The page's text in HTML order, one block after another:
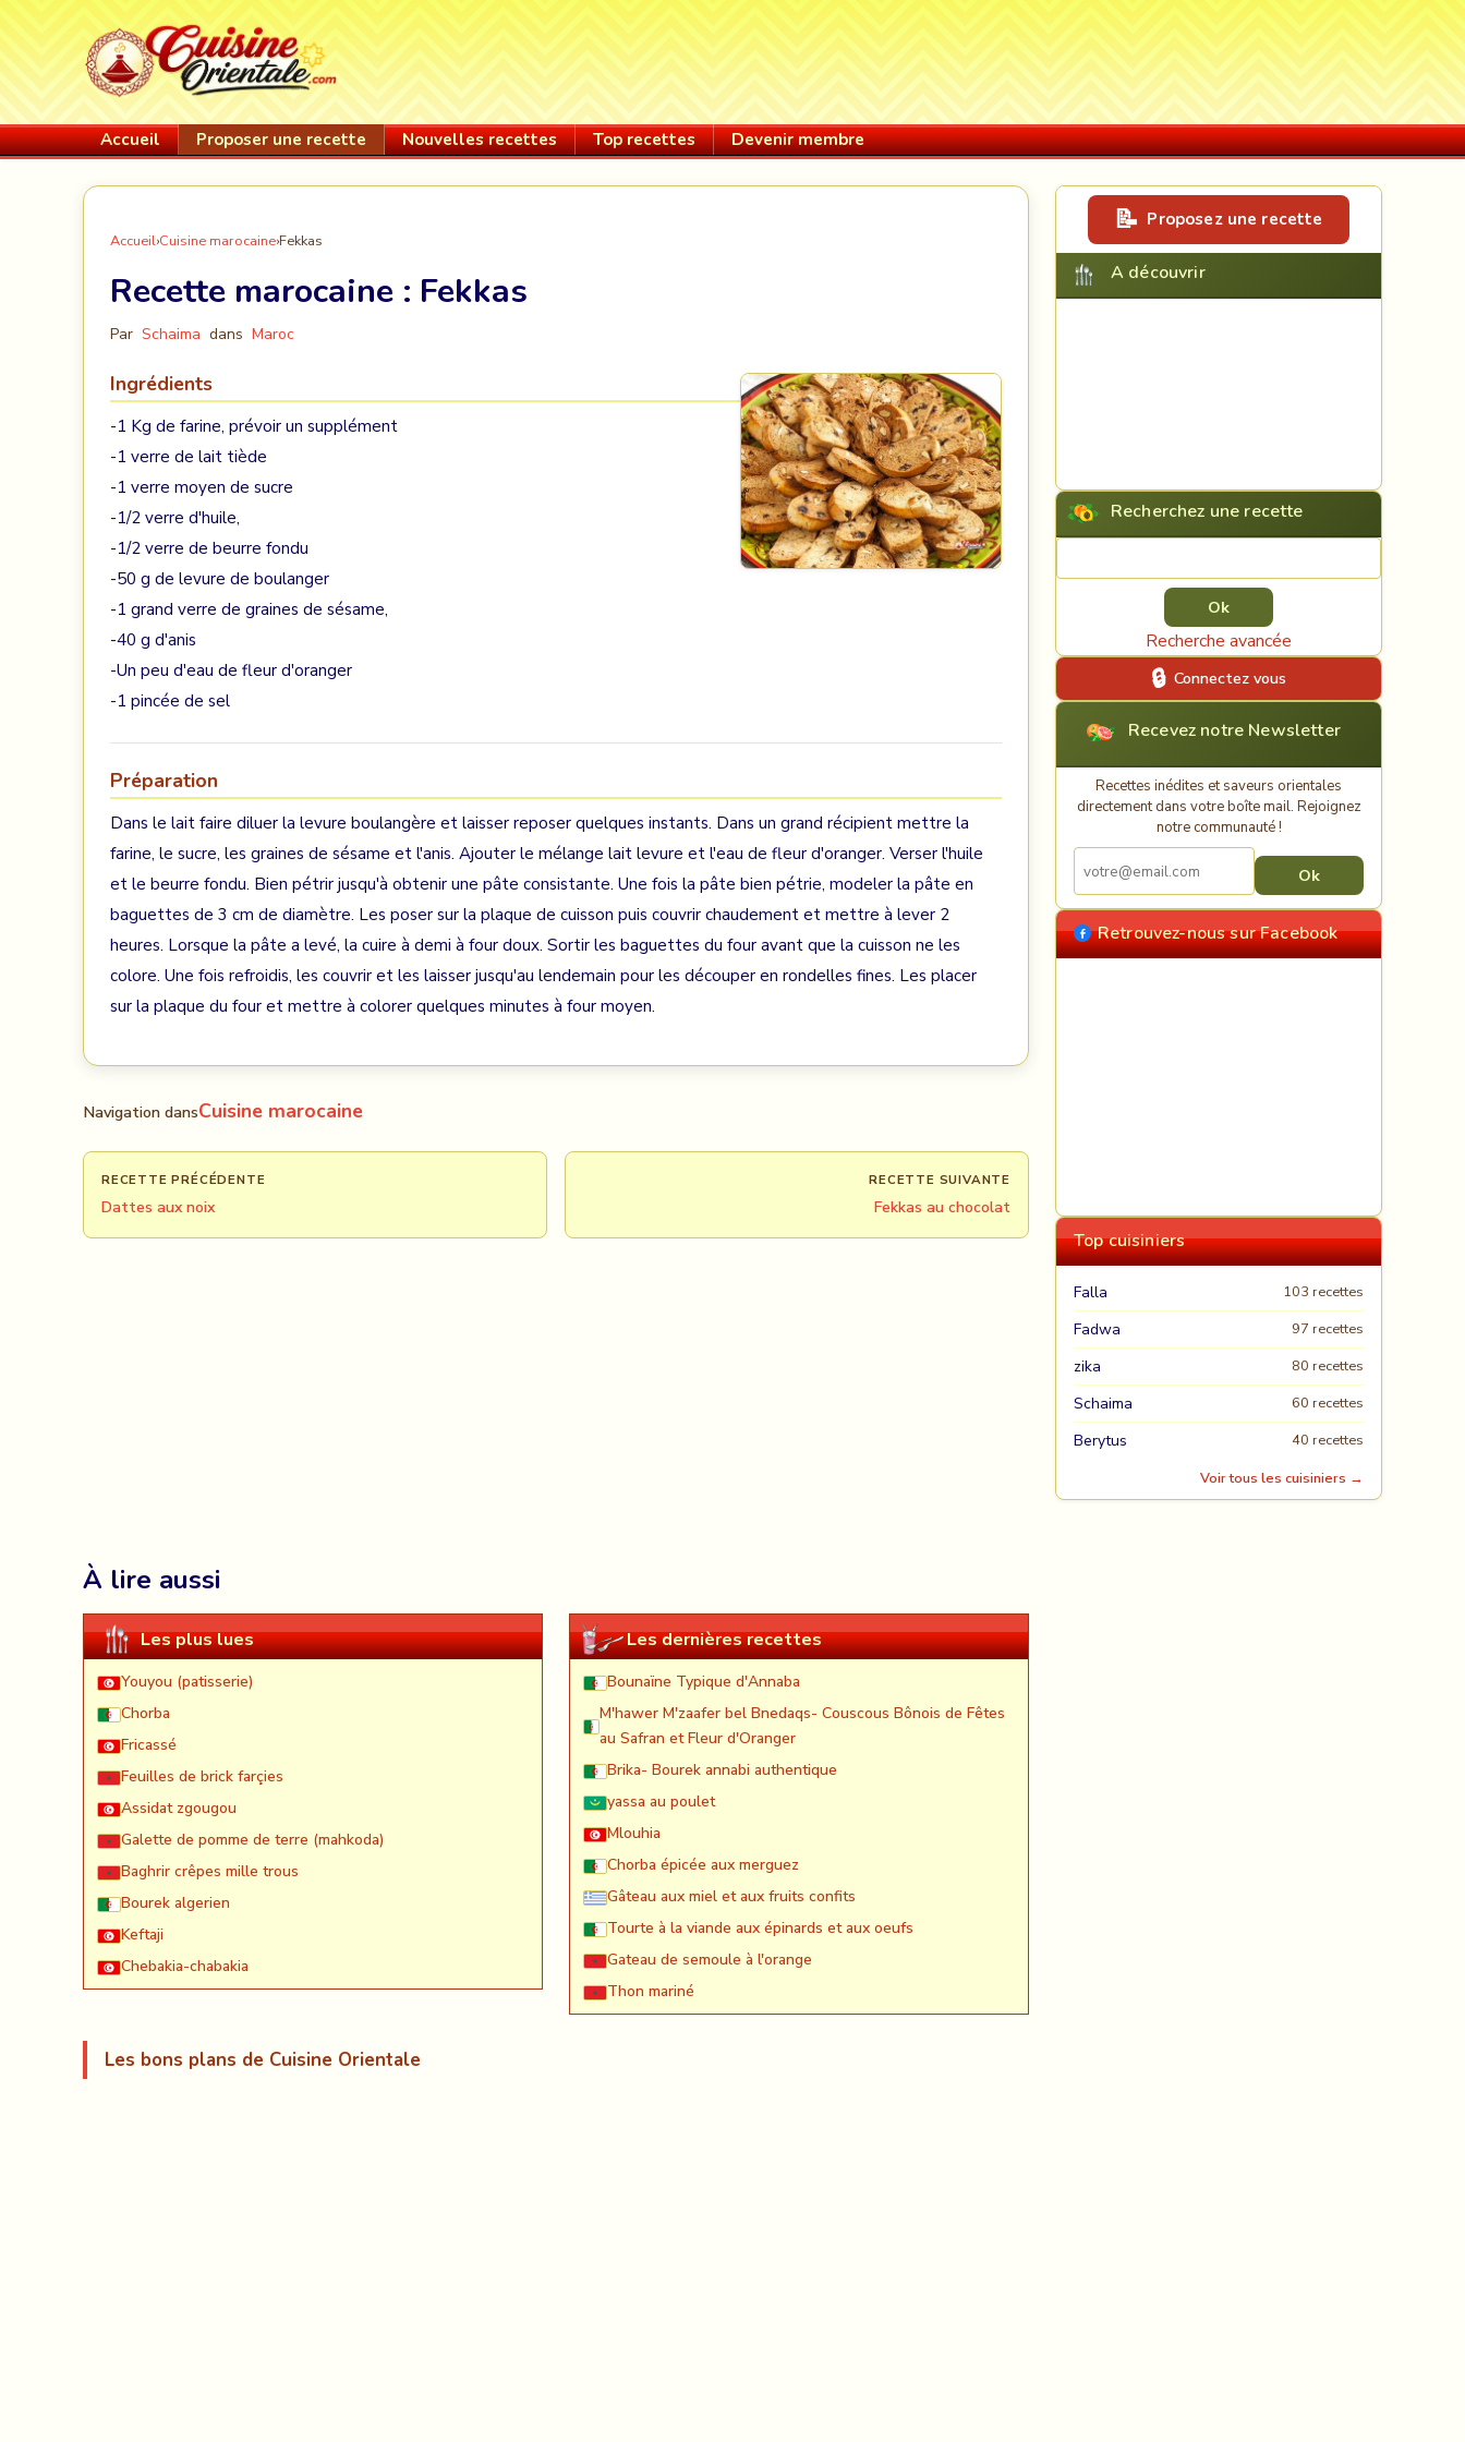
Accueil Proposer une recette Nouvelles recettes Top recettes Devenir membre
Accueil›Cuisine marocaine›Fekkas
Recette marocaine : Fekkas
Par Schaima dans Maroc
Ingrédients
-1 Kg de farine, prévoir un supplément
-1 verre de lait tiède
-1 verre moyen de sucre
-1/2 verre d'huile,
-1/2 verre de beurre fondu
-50 g de levure de boulanger
-1 grand verre de graines de sésame,
-40 g d'anis
-Un peu d'eau de fleur d'oranger
-1 pincée de sel
Préparation
Dans le lait faire diluer la levure boulangère et laisser reposer quelques instants. Dans un grand récipient mettre la
farine, le sucre, les graines de sésame et l'anis. Ajouter le mélange lait levure et l'eau de fleur d'oranger. Verser l'huile
et le beurre fondu. Bien pétrir jusqu'à obtenir une pâte consistante. Une fois la pâte bien pétrie, modeler la pâte en
baguettes de 3 cm de diamètre. Les poser sur la plaque de cuisson puis couvrir chaudement et mettre à lever 2
heures. Lorsque la pâte a levé, la cuire à demi à four doux. Sortir les baguettes du four avant que la cuisson ne les
colore. Une fois refroidis, les couvrir et les laisser jusqu'au lendemain pour les découper en rondelles fines. Les placer
sur la plaque du four et mettre à colorer quelques minutes à four moyen.
Navigation dansCuisine marocaine
RECETTE PRÉCÉDENTE
Dattes aux noix
RECETTE SUIVANTE
Fekkas au chocolat
À lire aussi
Les plus lues
Youyou (patisserie)
Chorba
Fricassé
Feuilles de brick farçies
Assidat zgougou
Galette de pomme de terre (mahkoda)
Baghrir crêpes mille trous
Bourek algerien
Keftaji
Chebakia-chabakia
Les dernières recettes
Bounaïne Typique d'Annaba
M'hawer M'zaafer bel Bnedaqs- Couscous Bônois de Fêtes
au Safran et Fleur d'Oranger
Brika- Bourek annabi authentique
yassa au poulet
Mlouhia
Chorba épicée aux merguez
Gâteau aux miel et aux fruits confits
Tourte à la viande aux épinards et aux oeufs
Gateau de semoule à l'orange
Thon mariné
Les bons plans de Cuisine Orientale
Proposez une recette
A découvrir
Recherchez une recette
Recherche avancée
Connectez vous
Recevez notre Newsletter
Recettes inédites et saveurs orientales
directement dans votre boîte mail. Rejoignez
notre communauté !
Retrouvez-nous sur Facebook
Top cuisiniers
Falla 103 recettes
Fadwa 97 recettes
zika 80 recettes
Schaima 60 recettes
Berytus
40 recettes
Voir tous les cuisiniers →